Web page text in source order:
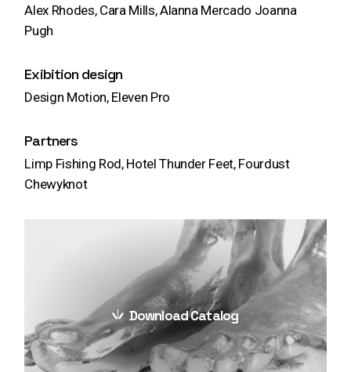
Alex Rhodes, Cara Mills, Alanna Mercado Joanna
Pugh
Exibition design
Design Motion, Eleven Pro
Partners
Limp Fishing Rod, Hotel Thunder Feet, Fourdust
Chewyknot
Download Catalog